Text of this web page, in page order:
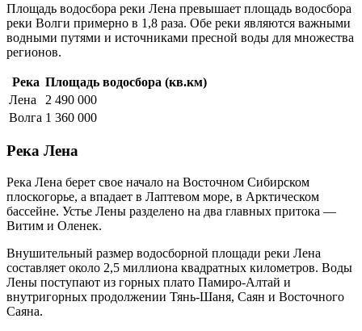
Площадь водосбора реки Лена превышает площадь водосбора
реки Волги примерно в 1,8 раза. Обе реки являются важными
водными путями и источниками пресной воды для множества
регионов.
Река Площадь водосбора (кв.км)
Лена
2 490 000
Волга 1 360 000
Река Лена
Река Лена берет свое начало на Восточном Сибирском
плоскогорье, а впадает в Лаптевом море, в Арктическом
бассейне. Устье Лены разделено на два главных притока —
Витим и Оленек.
Внушительный размер водосборной площади реки Лена
составляет около 2,5 миллиона квадратных километров. Воды
Лены поступают из горных плато Памиро-Алтай и
внутригорных продолжении Тянь-Шаня, Саян и Восточного
Саяна.